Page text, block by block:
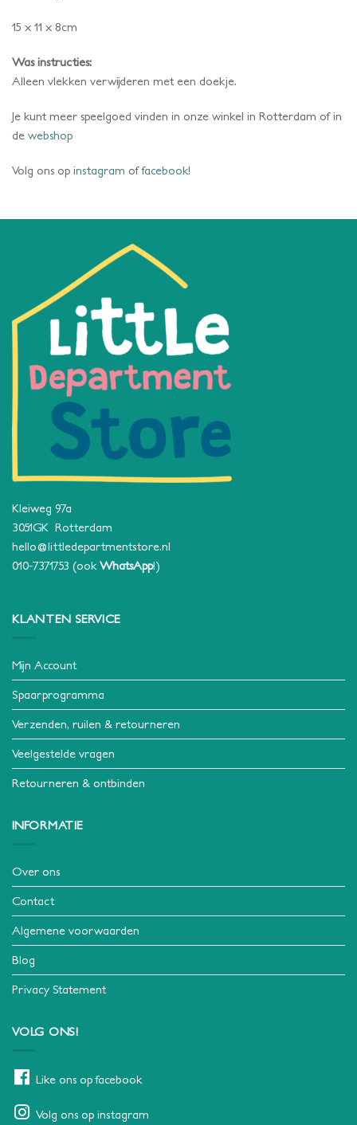
15 x 11 x 8cm
Was instructies:
Alleen vlekken verwijderen met een doekje.
Je kunt meer speelgoed vinden in onze winkel in Rotterdam of in
de webshop
Volg ons op instagram offacebook!
Kleiweg 97a
3051GK Rotterdam
hello@littledepartmentstore.nl
010-7371753 (ook WhatsApp!)
KLANTEN SERVICE
Mijn Account
Spaarprogramma
Verzenden, ruilen & retourneren
Veelgestelde vragen
Retourneren & ontbinden
INFORMATIE
Over ons
Contact
Algemene voorwaarden
Blog
Privacy Statement
VOLG ONS!
Like ons op facebook
Volg ons op instagram